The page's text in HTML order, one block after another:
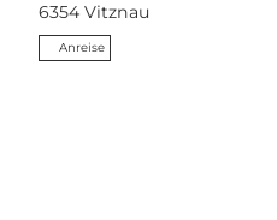
6354 Vitznau
Anreise